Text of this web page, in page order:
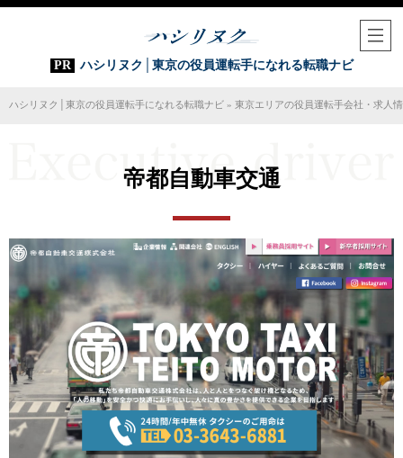
ハシリヌク│東京の役員運転手になれる転職ナビ
ハシリヌク│東京の役員運転手になれる転職ナビ » 東京エリアの役員運転手会社・求人
帝都自動車交通